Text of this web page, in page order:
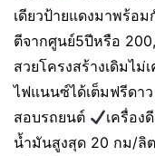
เดียวป้ายแดงมาพร้อ
ตีจากศูนย์5ปีหรือ
สวยโครงสร้างเดิมไ
ไฟแนนซ์ได้เต็มฟรีดา
สอบรถยนต์
เครื่อง
น้ำมันสูงสุด 20 กม/ลิ